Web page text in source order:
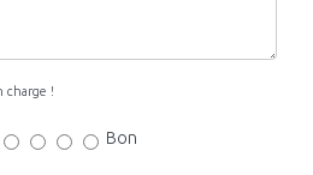
charge !
Bon